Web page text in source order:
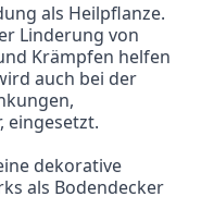
als Heilpflanze.
Linderung von
Krämpfen helfen
auch bei der
eingesetzt.
als Bodendecker